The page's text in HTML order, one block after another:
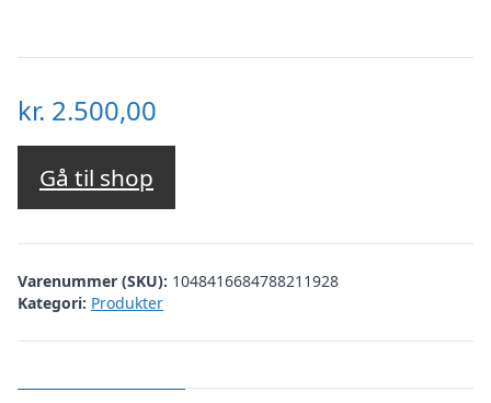
kr. 2.500,00
Gå til shop
Varenummer (SKU): 1048416684788211928
Kategori: Produkter